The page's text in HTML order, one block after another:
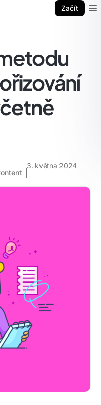
Začít
3. května 2024